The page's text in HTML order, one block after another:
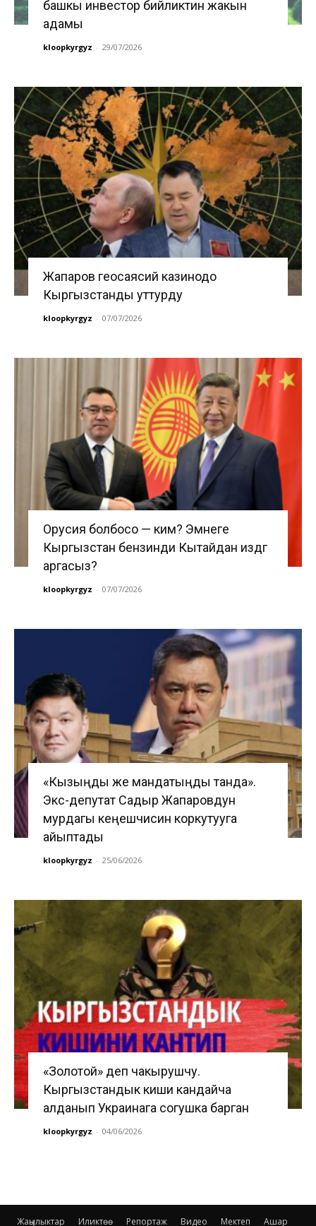
башкы инвестор бийликтин жакын
адамы
kloopkyrgyz - 29/07/2026
Жапаров геосаясий казинодо
Кыргызстанды уттурду
kloopkyrgyz - 07/07/2026
Орусия болбосо — ким? Эмнеге
Кыргызстан бензинди Кытайдан издөөгө
аргасыз?
kloopkyrgyz - 07/07/2026
«Кызыңды же мандатыңды танда».
Экс-депутат Садыр Жапаровдун
мурдагы кеңешчисин коркутууга
айыптады
kloopkyrgyz - 25/06/2026
«Золотой» деп чакырушчу.
Кыргызстандык киши кандайча
алданып Украинага согушка барган
kloopkyrgyz - 04/06/2026
Жаңылыктар Иликтөө Репортаж Видео Мектеп Ашар